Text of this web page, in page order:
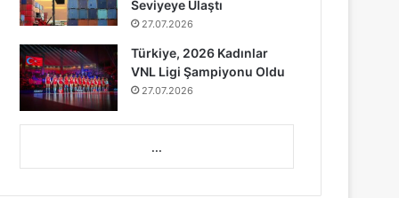
Seviyeye Ulaştı
27.07.2026
Türkiye, 2026 Kadınlar
VNL Ligi Şampiyonu Oldu
27.07.2026
...